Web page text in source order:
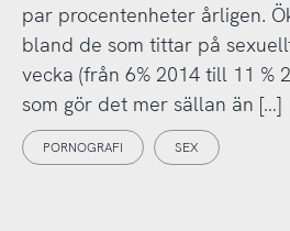
par procentenheter årligen.
bland de som tittar på
vecka (från 6% 2014 till 11 %
som gör det mer sällan än […]
PORNOGRAFI SEX